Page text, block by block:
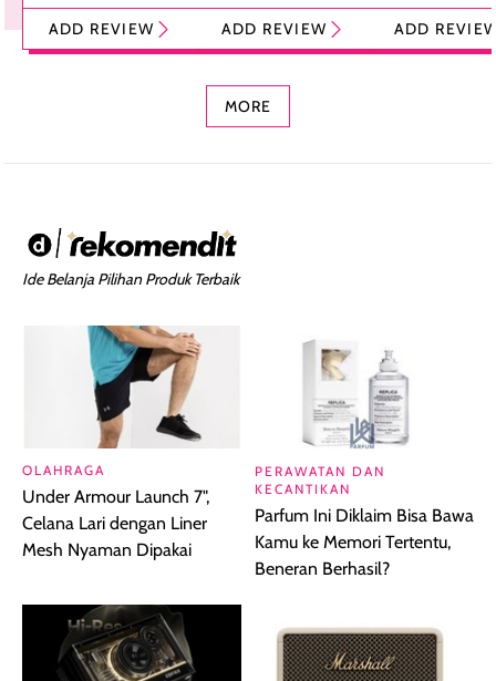
Tint Stick,
Foundation dan
ADD REVIEW
Pelembap Bibir
dengan Aroma
ADD REVIEW
Cream Glossy
Ringan
ADD
MORE
Ide Belanja Pilihan Produk Terbaik
OLAHRAGA
Under Armour Launch 7",
Celana Lari dengan Liner
Mesh Nyaman Dipakai
PERAWATAN DAN
KECANTIKAN
Parfum Ini Diklaim Bisa Bawa
Kamu ke Memori Tertentu,
Beneran Berhasil?